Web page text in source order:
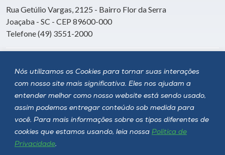
Nós utilizamos os Cookies para tornar suas interações
com nosso site mais significativa. Eles nos ajudam a
entender melhor como nosso website está sendo usado,
assim podemos entregar conteúdo sob medida para
você. Para mais informações sobre os tipos diferentes de
cookies que estamos usando, leia nossa Política de
Privacidade.
Rua Getúlio Vargas, 2125 - Bairro Flor da Serra
Joaçaba - SC - CEP 89600-000
Telefone (49) 3551-2000
Siga a Unoesc